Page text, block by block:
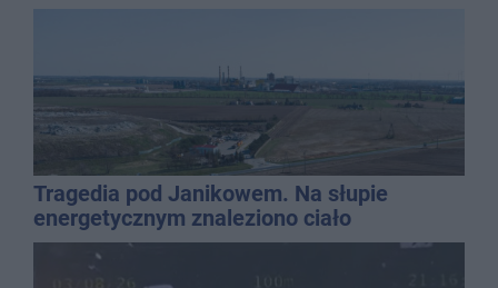
Tragedia pod Janikowem. Na słupie
energetycznym znaleziono ciało
mężczyzny